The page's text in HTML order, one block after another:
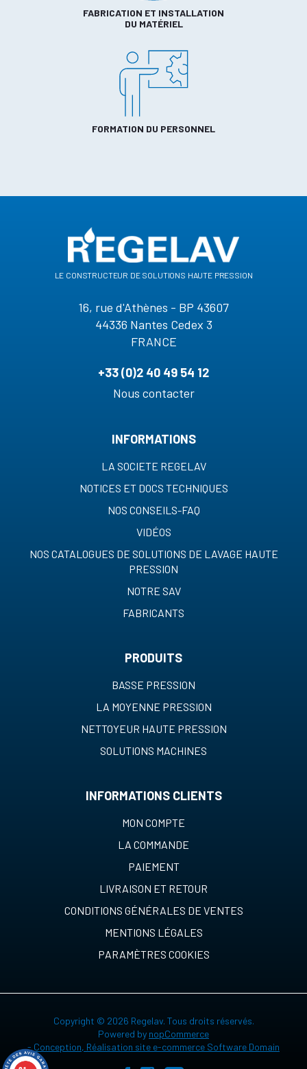
FABRICATION ET INSTALLATION
DU MATÉRIEL
FORMATION DU PERSONNEL
le constructeur de solutions haute pression
16, rue d'Athènes - BP 43607
44336 Nantes Cedex 3
FRANCE
+33 (0)2 40 49 54 12
Nous contacter
INFORMATIONS
LA SOCIETE REGELAV
NOTICES ET DOCS TECHNIQUES
NOS CONSEILS-FAQ
VIDÉOS
NOS CATALOGUES DE SOLUTIONS DE LAVAGE HAUTE
PRESSION
NOTRE SAV
FABRICANTS
PRODUITS
BASSE PRESSION
LA MOYENNE PRESSION
NETTOYEUR HAUTE PRESSION
SOLUTIONS MACHINES
INFORMATIONS CLIENTS
MON COMPTE
LA COMMANDE
PAIEMENT
LIVRAISON ET RETOUR
CONDITIONS GÉNÉRALES DE VENTES
MENTIONS LÉGALES
PARAMÈTRES COOKIES
Copyright © 2026 Regelav. Tous droits réservés.
Powered by nopCommerce
- Conception, Réalisation site e-commerce Software Domain